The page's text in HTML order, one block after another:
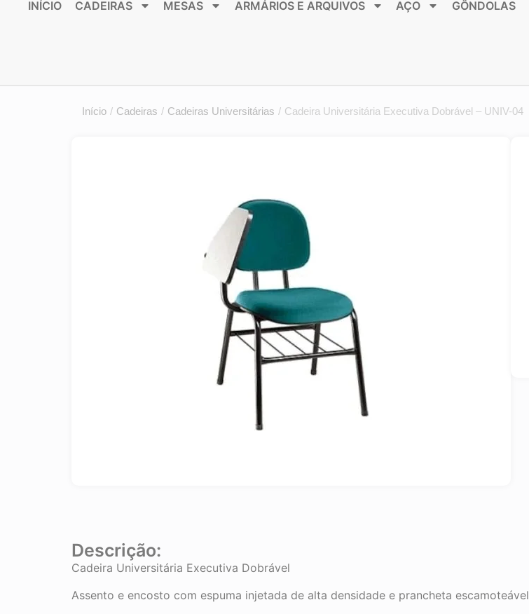
INÍCIO CADEIRAS MESAS ARMÁRIOS E ARQUIVOS AÇO GÔNDOLAS
Início / Cadeiras / Cadeiras Universitárias / Cadeira Universitária Executiva Dobrável – UNIV-04
Descrição:
Cadeira Universitária Executiva Dobrável
Assento e encosto com espuma injetada de alta densidade e prancheta escamoteável